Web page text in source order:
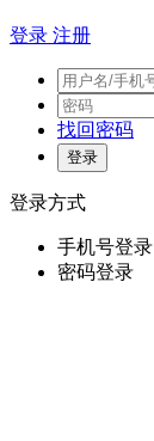
登录 注册
找回密码
登录方式
手机号登录
密码登录